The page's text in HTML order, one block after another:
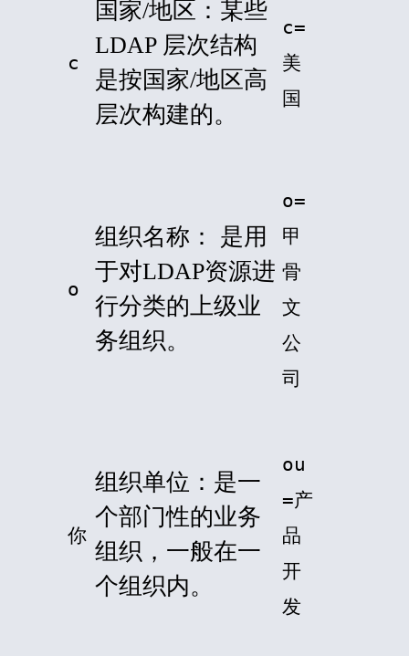
c
国家/地区：某些
LDAP 层次结构
是按国家/地区高
层次构建的。
c=
美
国
o
组织名称：
是用
于对LDAP资源进
行分类的上级业
务组织。
o=
甲
骨
文
公
司
你
组织单位：是一
个部门性的业务
组织，一般在一
个组织内。
ou
=产
品
开
发